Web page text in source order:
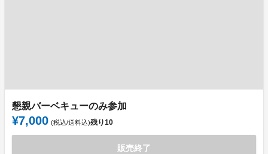
懇親バーベキューのみ参加
¥7,000 (税込/送料込)残り10
販売終了